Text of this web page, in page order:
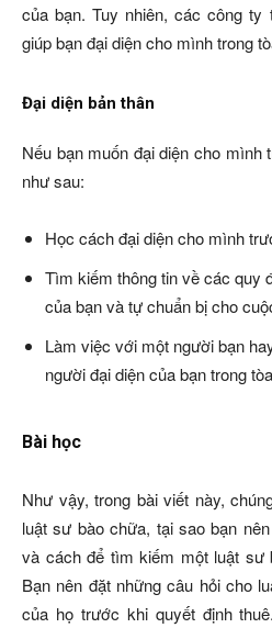
của bạn. Tuy nhiên, các công ty
giúp bạn đại diện cho mình trong
Đại diện bản thân
Nếu bạn muốn đại diện cho mình
như sau:
Học cách đại diện cho mình
Tìm kiếm thông tin về các quy
của bạn và tự chuẩn bị cho
Làm việc với một người bạn
người đại diện của bạn trong
Bài học
Như vậy, trong bài viết này,
luật sư bào chữa, tại sao bạn
và cách để tìm kiếm một luật sư
Bạn nên đặt những câu hỏi cho
của họ trước khi quyết định